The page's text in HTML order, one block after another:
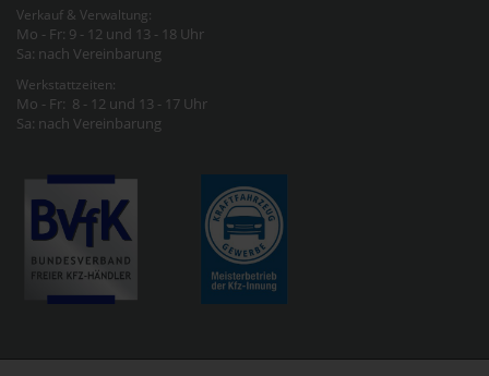
Verkauf & Verwaltung:
Mo - Fr: 9 - 12 und 13 - 18 Uhr
Sa: nach Vereinbarung
Werkstattzeiten:
Mo - Fr: 8 - 12 und 13 - 17 Uhr
Sa: nach Vereinbarung